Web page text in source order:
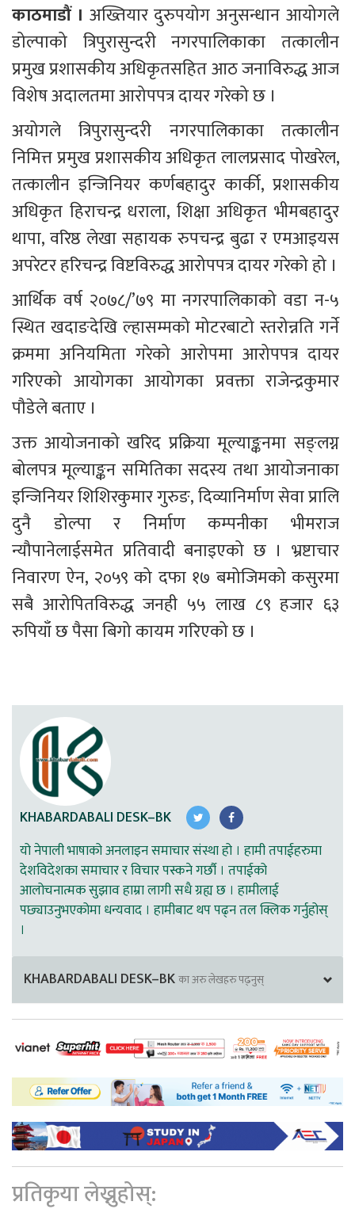
काठमाडौं । अख्तियार दुरुपयोग अनुसन्धान आयोगले
डोल्पाको त्रिपुरासुन्दरी नगरपालिकाका तत्कालीन
प्रमुख प्रशासकीय अधिकृतसहित आठ जनाविरुद्ध आज
विशेष अदालतमा आरोपपत्र दायर गरेको छ ।
अयोगले त्रिपुरासुन्दरी नगरपालिकाका तत्कालीन
निमित्त प्रमुख प्रशासकीय अधिकृत लालप्रसाद पोखरेल,
तत्कालीन इन्जिनियर कर्णबहादुर कार्की, प्रशासकीय
अधिकृत हिराचन्द्र धराला, शिक्षा अधिकृत भीमबहादुर
थापा, वरिष्ठ लेखा सहायक रुपचन्द्र बुढा र एमआइयस
अपरेटर हरिचन्द्र विष्टविरुद्ध आरोपपत्र दायर गरेको हो ।
आर्थिक वर्ष २०७८/’७९ मा नगरपालिकाको वडा न-५
स्थित खदाङदेखि ल्हासम्मको मोटरबाटो स्तरोन्नति गर्ने
क्रममा अनियमिता गरेको आरोपमा आरोपपत्र दायर
गरिएको आयोगका आयोगका प्रवक्ता राजेन्द्रकुमार
पौडेले बताए ।
उक्त आयोजनाको खरिद प्रक्रिया मूल्याङ्कनमा सङ्लग्न
बोलपत्र मूल्याङ्कन समितिका सदस्य तथा आयोजनाका
इन्जिनियर शिशिरकुमार गुरुङ, दिव्यानिर्माण सेवा प्रालि
दुनै डोल्पा र निर्माण कम्पनीका भीमराज
न्यौपानेलाईसमेत प्रतिवादी बनाइएको छ । भ्रष्टाचार
निवारण ऐन, २०५९ को दफा १७ बमोजिमको कसुरमा
सबै आरोपितविरुद्ध जनही ५५ लाख ८९ हजार ६३
रुपियाँ छ पैसा बिगो कायम गरिएको छ ।
KHABARDABALI DESK–BK
यो नेपाली भाषाको अनलाइन समाचार संस्था हो । हामी तपाईहरुमा
देशविदेशका समाचार र विचार पस्कने गर्छौ । तपाईको
आलोचनात्मक सुझाव हाम्रा लागी सधै ग्रह्य छ । हामीलाई
पछ्याउनुभएकोमा धन्यवाद । हामीबाट थप पढ्न तल क्लिक गर्नुहोस्
।
KHABARDABALI DESK–BKका अरु लेखहरु पढ्नुस्
प्रतिकृया लेख्नुहोस्: